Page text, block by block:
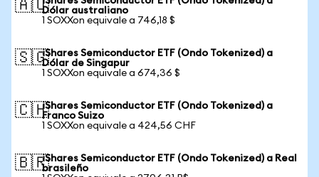
🇦🇺Dólar australiano
1 SOXXon equivale a 746,18 $
🇸🇬iShares Semiconductor ETF (Ondo Tokenized) a
Dólar de Singapur
1 SOXXon equivale a 674,36 $
🇨🇭iShares Semiconductor ETF (Ondo Tokenized) a
Franco Suizo
1 SOXXon equivale a 424,56 CHF
🇧🇷iShares Semiconductor ETF (Ondo Tokenized) a Real
brasileño